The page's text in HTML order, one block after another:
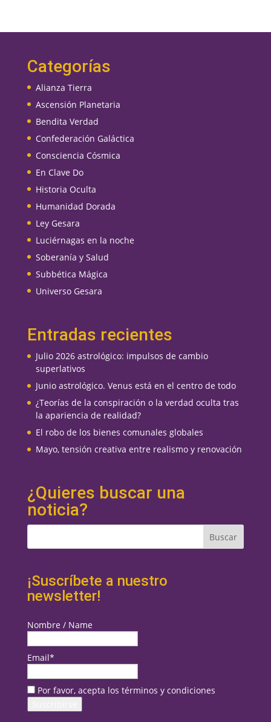
Categorías
Alianza Tierra
Ascensión Planetaria
Bendita Verdad
Confederación Galáctica
Consciencia Cósmica
En Clave Do
Historia Oculta
Humanidad Dorada
Ley Gesara
Luciérnagas en la noche
Soberanía y Salud
Subbética Mágica
Universo Gesara
Entradas recientes
Julio 2026 astrológico: impulsos de cambio
superlativos
Junio astrológico. Venus está en el centro de todo
¿Teorías de la conspiración o la verdad oculta tras
la apariencia de realidad?
El robo de los bienes comunales globales
Mayo, tensión creativa entre realismo y renovación
¿Quieres buscar una
noticia?
¡Suscríbete a nuestro
newsletter!
Nombre / Name
Email*
Por favor, acepta los términos y condiciones